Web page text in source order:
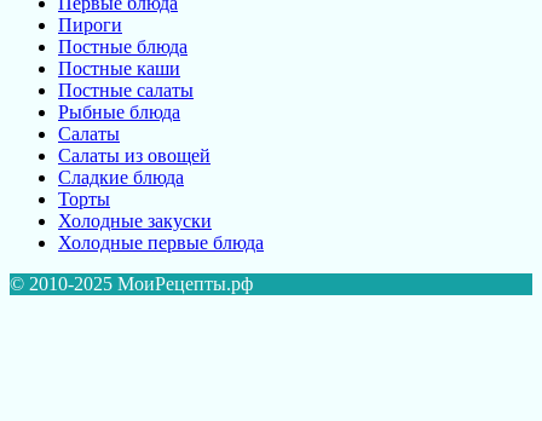
Пироги
Постные блюда
Постные каши
Постные салаты
Рыбные блюда
Салаты
Салаты из овощей
Сладкие блюда
Торты
Холодные закуски
Холодные первые блюда
© 2010-2025 МоиРецепты.рф